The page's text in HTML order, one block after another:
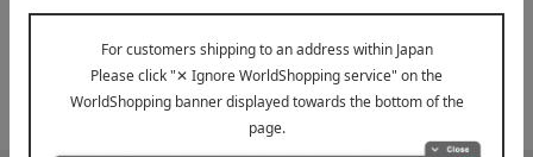
2025年10月03日
『お届け先のご住所』ご確認のお願い